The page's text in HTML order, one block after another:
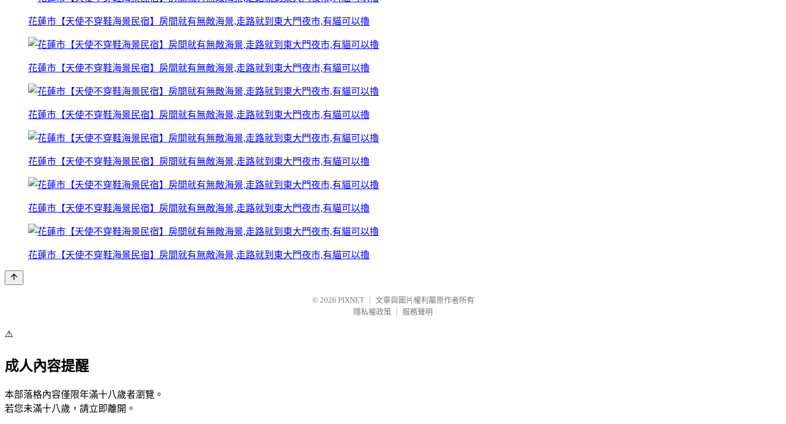
花蓮市【天使不穿鞋海景民宿】房間就有無敵海景,走路就到東大門夜市,有貓可以擼
花蓮市【天使不穿鞋海景民宿】房間就有無敵海景,走路就到東大門夜市,有貓可以擼
花蓮市【天使不穿鞋海景民宿】房間就有無敵海景,走路就到東大門夜市,有貓可以擼
花蓮市【天使不穿鞋海景民宿】房間就有無敵海景,走路就到東大門夜市,有貓可以擼
花蓮市【天使不穿鞋海景民宿】房間就有無敵海景,走路就到東大門夜市,有貓可以擼
花蓮市【天使不穿鞋海景民宿】房間就有無敵海景,走路就到東大門夜市,有貓可以擼
© 2026 PIXNET
文章與圖片權利屬原作者所有
隱私權政策
服務聲明
⚠️
成人內容提醒
本部落格內容僅限年滿十八歲者瀏覽。
若您未滿十八歲，請立即離開。